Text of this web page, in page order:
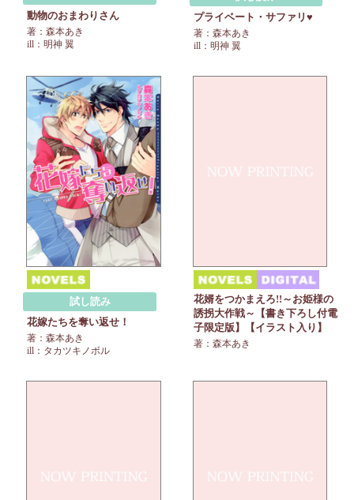
動物のおまわりさん
著：森本あき
ill：明神 翼
プライベート・サファリ♥
著：森本あき
ill：明神 翼
試し読み
花嫁たちを奪い返せ！
著：森本あき
ill：タカツキノボル
花婿をつかまえろ!!～お姫様の
誘拐大作戦～【書き下ろし付電
子限定版】【イラスト入り】
著：森本あき